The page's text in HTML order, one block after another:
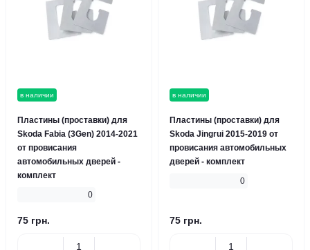
в наличии
Пластины (проставки) для
Skoda Fabia (3Gen) 2014-2021
от провисания
автомобильных дверей -
комплект
0
75 грн.
в наличии
Пластины (проставки) для
Skoda Jingrui 2015-2019 от
провисания автомобильных
дверей - комплект
0
75 грн.